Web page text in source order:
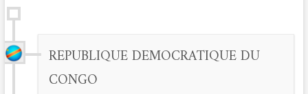
REPUBLIQUE DEMOCRATIQUE DU
CONGO